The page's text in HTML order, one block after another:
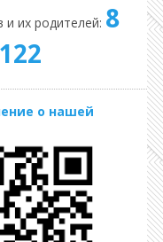
и их родителей: 8
о нашей